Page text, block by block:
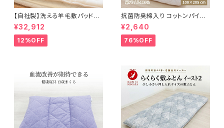
【自社製】洗える羊毛敷パッド＜
アラウール＞シングルサイズ（10
0×200）
¥32,912
12%OFF
抗菌防臭綿入り コットンパイル
敷パッド 100×205cm
¥2,640
76%OFF